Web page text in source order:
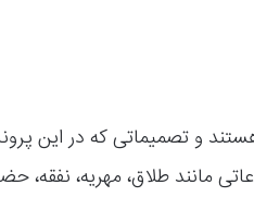
و تصمیماتی که در این
مانند طلاق، مهریه، نفقه،